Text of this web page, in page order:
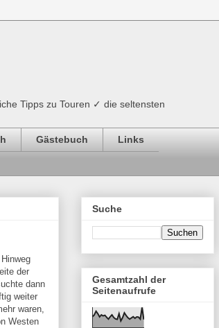
Tipps zu Touren ✓ die seltensten
Gästebuch Links
der
dann
weiter
waren,
Westen
Suche
Gesamtzahl der
Seitenaufrufe